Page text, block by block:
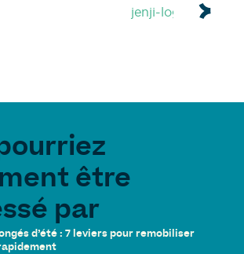
être
par
d’été : 7 leviers pour remobiliser